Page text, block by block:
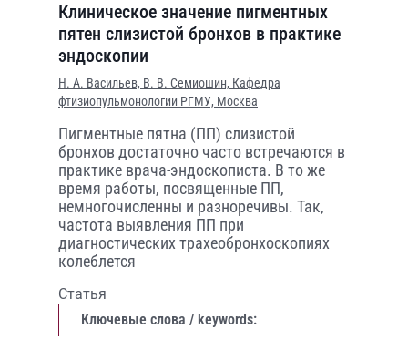
Клиническое значение пигментных
пятен слизистой бронхов в практике
эндоскопии
Н. А. Васильев, В. В. Семиошин, Кафедра
фтизиопульмонологии РГМУ, Москва
Пигментные пятна (ПП) слизистой
бронхов достаточно часто встречаются в
практике врача-эндоскописта. В то же
время работы, посвященные ПП,
немногочисленны и разноречивы. Так,
частота выявления ПП при
диагностических трахеобронхоскопиях
колеблется
Статья
Ключевые слова / keywords: